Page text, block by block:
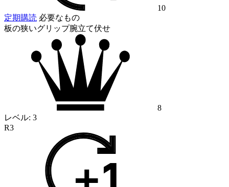
10
定期購読 必要なもの
板の狭いグリップ腕立て伏せ
8
レベル: 3
R3